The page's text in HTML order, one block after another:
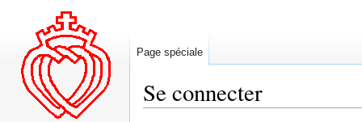
Se connecter
Page spéciale